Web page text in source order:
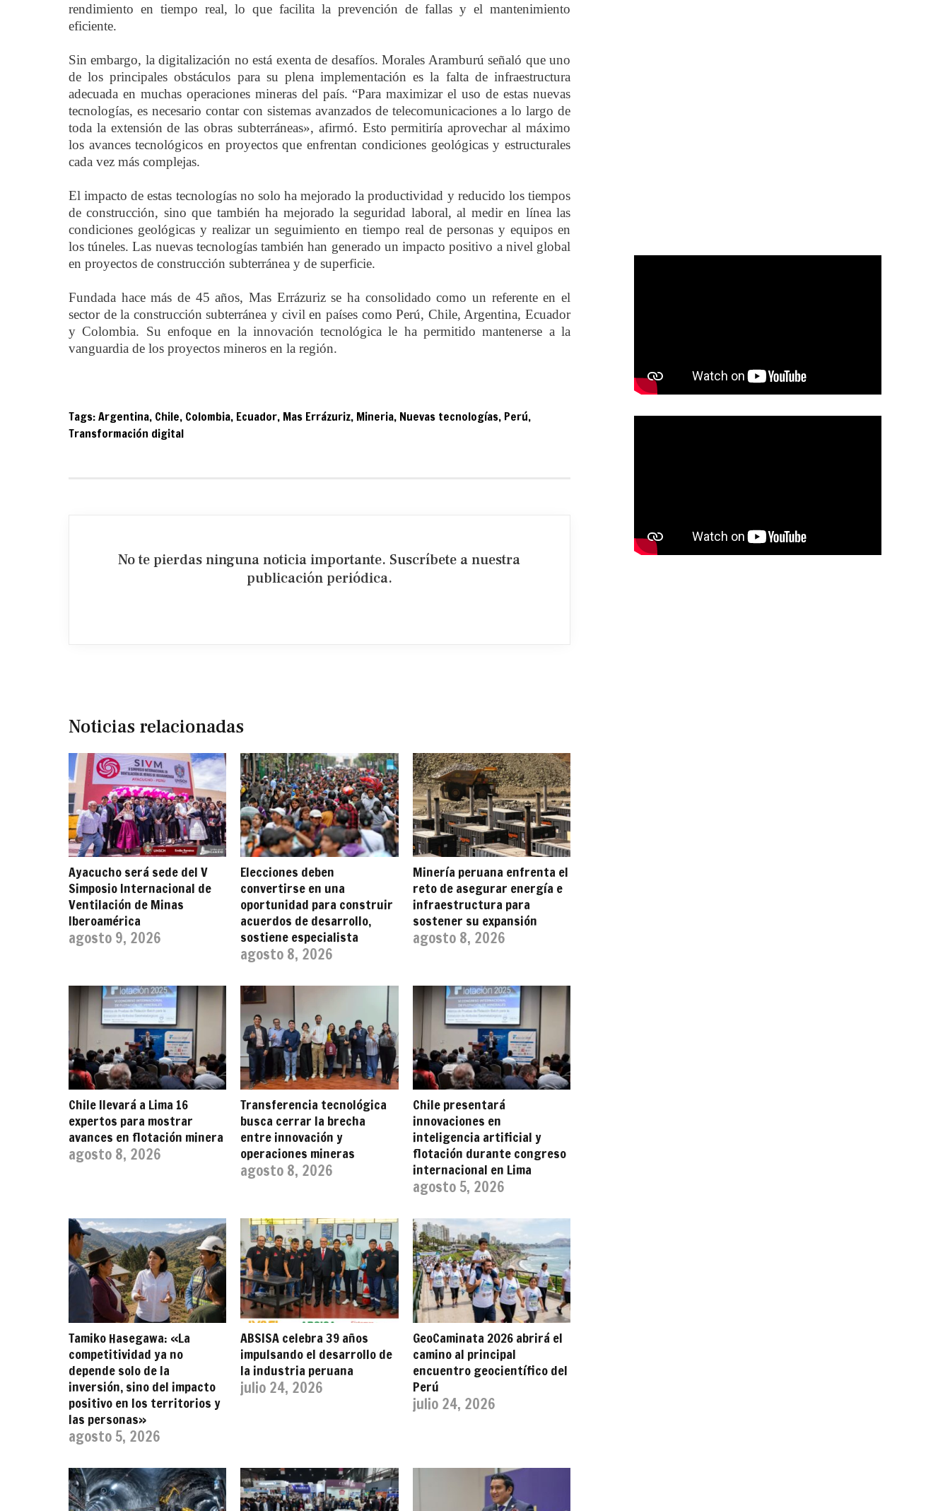
rendimiento en tiempo real, lo que facilita la prevención de fallas y el mantenimiento
eficiente.
Sin embargo, la digitalización no está exenta de desafíos. Morales Aramburú señaló que uno
de los principales obstáculos para su plena implementación es la falta de infraestructura
adecuada en muchas operaciones mineras del país. “Para maximizar el uso de estas nuevas
tecnologías, es necesario contar con sistemas avanzados de telecomunicaciones a lo largo de
toda la extensión de las obras subterráneas», afirmó. Esto permitiría aprovechar al máximo
los avances tecnológicos en proyectos que enfrentan condiciones geológicas y estructurales
cada vez más complejas.
El impacto de estas tecnologías no solo ha mejorado la productividad y reducido los tiempos
de construcción, sino que también ha mejorado la seguridad laboral, al medir en línea las
condiciones geológicas y realizar un seguimiento en tiempo real de personas y equipos en
los túneles. Las nuevas tecnologías también han generado un impacto positivo a nivel global
en proyectos de construcción subterránea y de superficie.
Fundada hace más de 45 años, Mas Errázuriz se ha consolidado como un referente en el
sector de la construcción subterránea y civil en países como Perú, Chile, Argentina, Ecuador
y Colombia. Su enfoque en la innovación tecnológica le ha permitido mantenerse a la
vanguardia de los proyectos mineros en la región.
Tags:Argentina, Chile, Colombia, Ecuador, Mas Errázuriz, Mineria, Nuevas tecnologías, Perú,
Transformación digital
No te pierdas ninguna noticia importante. Suscríbete a nuestra
publicación periódica.​
Noticias relacionadas
Ayacucho será sede del V
Simposio Internacional de
Ventilación de Minas
Iberoamérica
agosto 9, 2026
Elecciones deben
convertirse en una
oportunidad para construir
acuerdos de desarrollo,
sostiene especialista
agosto 8, 2026
Minería peruana enfrenta el
reto de asegurar energía e
infraestructura para
sostener su expansión
agosto 8, 2026
Chile llevará a Lima 16
expertos para mostrar
avances en flotación minera
agosto 8, 2026
Transferencia tecnológica
busca cerrar la brecha
entre innovación y
operaciones mineras
agosto 8, 2026
Chile presentará
innovaciones en
inteligencia artificial y
flotación durante congreso
internacional en Lima
agosto 5, 2026
Tamiko Hasegawa: «La
competitividad ya no
depende solo de la
inversión, sino del impacto
positivo en los territorios y
las personas»
agosto 5, 2026
ABSISA celebra 39 años
impulsando el desarrollo de
la industria peruana
julio 24, 2026
GeoCaminata 2026 abrirá el
camino al principal
encuentro geocientífico del
Perú
julio 24, 2026